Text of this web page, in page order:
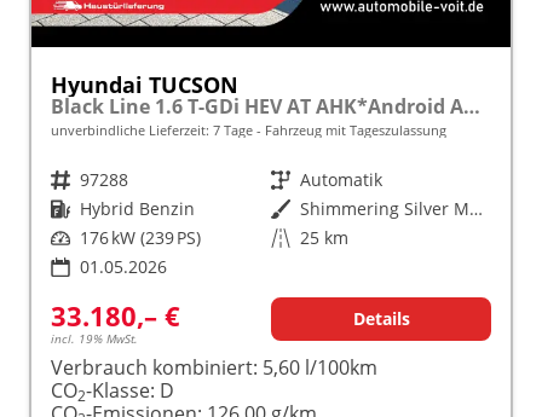
Hyundai TUCSON
Black Line 1.6 T-GDi HEV AT AHK*Android Auto*Navi*SHZ*Kamera*2Z Klimaauto*
unverbindliche Lieferzeit: 7 Tage Fahrzeug mit Tageszulassung
Fahrzeugnr. 97288 Getriebe Automatik
Kraftstoff Hybrid Benzin Außenfarbe
Shimmering Silver Metallic
Leistung 176 kW (239 PS) Kilometerstand 25 km
01.05.2026
33.180,– €
incl. 19% MwSt.
Details
Verbrauch kombiniert: 5,60 l/100km
CO2-Klasse: D